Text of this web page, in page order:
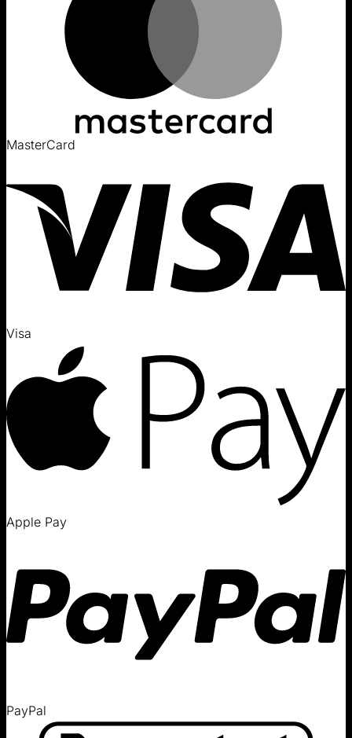
MasterCard
Visa
Apple Pay
PayPal